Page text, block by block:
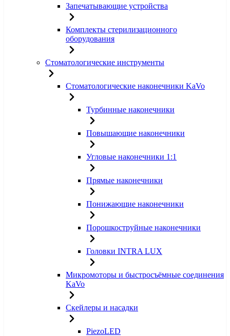
Запечатывающие устройства
Комплекты стерилизационного
оборудования
Стоматологические инструменты
Стоматологические наконечники KaVo
Турбинные наконечники
Повышающие наконечники
Угловые наконечники 1:1
Прямые наконечники
Понижающие наконечники
Порошкоструйные наконечники
Головки INTRA LUX
Микромоторы и быстросъёмные соединения
KaVo
Скейлеры и насадки
PiezoLED